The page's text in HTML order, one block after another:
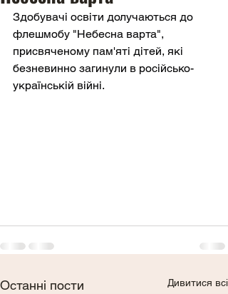
Здобувачі освіти долучаються до
флешмобу "Небесна варта",
присвяченому пам'яті дітей, які
безневинно загинули в російсько-
українській війні.
Останні пости Дивитися всі